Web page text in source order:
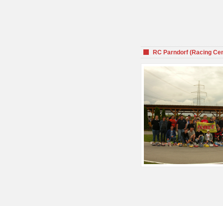
RC Parndorf (Racing